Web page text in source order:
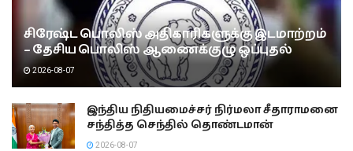
சிரேஷ்ட பொலிஸ் அதிகாரிகளுக்கு இடமாற்றம்
– தேசிய பொலிஸ் ஆணைக்குழு ஒப்புதல்
2026-08-07
இந்திய நிதியமைச்சர் நிர்மலா சீதாராமனை
சந்தித்த செந்தில் தொண்டமான்
2026-08-07